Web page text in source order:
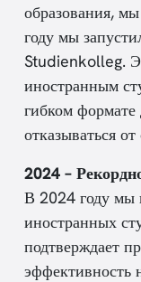
образования,
году мы
Studienkolleg.
иностранным
гибком
отказываться
2024 –
В 2024 году мы
иностранных
подтверждает
эффективность